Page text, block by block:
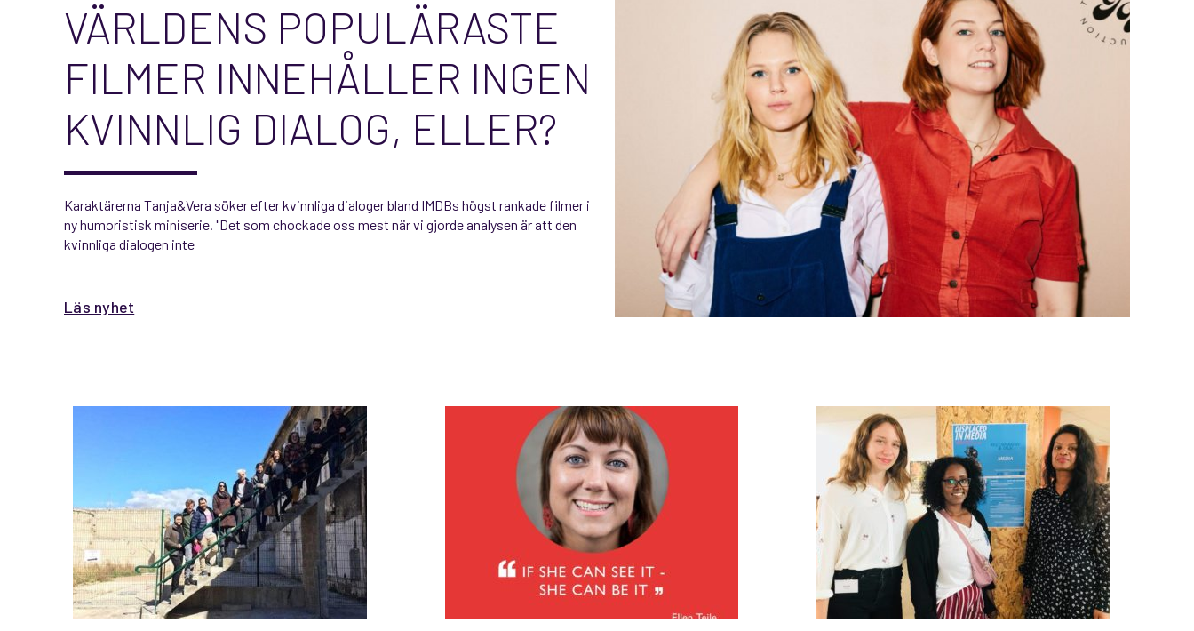
VÄRLDENS POPULÄRASTE
FILMER INNEHÅLLER INGEN
KVINNLIG DIALOG, ELLER?
Karaktärerna Tanja&Vera söker efter kvinnliga dialoger bland IMDBs högst rankade filmer i
ny humoristisk miniserie. "Det som chockade oss mest när vi gjorde analysen är att den
kvinnliga dialogen inte
Läs nyhet